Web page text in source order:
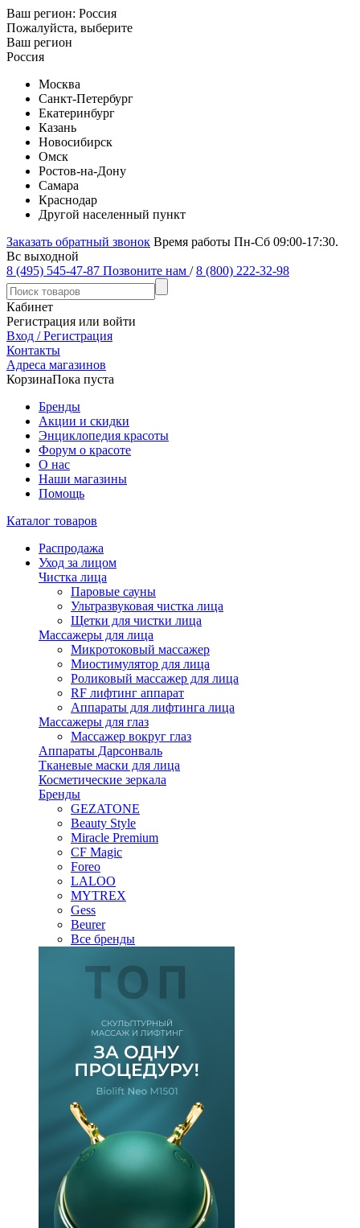
Ваш регион: Россия
Пожалуйста, выберите
Ваш регион
Россия
Москва
Санкт-Петербург
Екатеринбург
Казань
Новосибирск
Омск
Ростов-на-Дону
Самара
Краснодар
Другой населенный пункт
Заказать обратный звонок Время работы Пн-Сб 09:00-17:30.
Вс выходной
8 (495) 545-47-87 Позвоните нам / 8 (800) 222-32-98
Кабинет
Регистрация или войти
Вход / Регистрация
Контакты
Адреса магазинов
КорзинаПока пуста
Бренды
Акции и скидки
Энциклопедия красоты
Форум о красоте
О нас
Наши магазины
Помощь
Каталог товаров
Распродажа
Уход за лицом
Чистка лица
Паровые сауны
Ультразвуковая чистка лица
Щетки для чистки лица
Массажеры для лица
Микротоковый массажер
Миостимулятор для лица
Роликовый массажер для лица
RF лифтинг аппарат
Аппараты для лифтинга лица
Массажеры для глаз
Массажер вокруг глаз
Аппараты Дарсонваль
Тканевые маски для лица
Косметические зеркала
Бренды
GEZATONE
Beauty Style
Miracle Premium
CF Magic
Foreo
LALOO
MYTREX
Gess
Beurer
Все бренды